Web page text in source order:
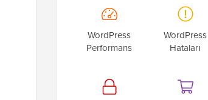
WordPress
Performans
WordPress
Hataları